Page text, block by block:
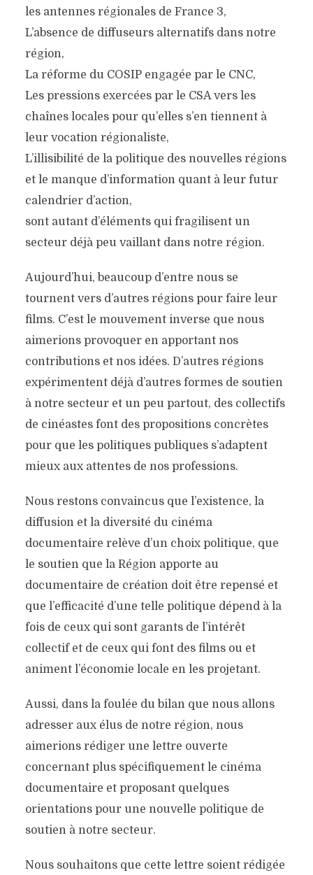
LE CINÉMA EN
BOURGOGNE-FRANCHE-
COMTÉ, NOUS AVONS
DES PROPOSITIONS À
FAIRE !
8 juin 2016
les antennes régionales de France 3,
L’absence de diffuseurs alternatifs dans notre
région,
La réforme du COSIP engagée par le CNC,
Les pressions exercées par le CSA vers les
chaînes locales pour qu’elles s’en tiennent à
leur vocation régionaliste,
L’illisibilité de la politique des nouvelles régions
et le manque d’information quant à leur futur
calendrier d’action,
sont autant d’éléments qui fragilisent un
secteur déjà peu vaillant dans notre région.
Aujourd’hui, beaucoup d’entre nous se
tournent vers d’autres régions pour faire leur
films. C’est le mouvement inverse que nous
aimerions provoquer en apportant nos
contributions et nos idées. D’autres régions
expérimentent déjà d’autres formes de soutien
à notre secteur et un peu partout, des collectifs
de cinéastes font des propositions concrètes
pour que les politiques publiques s’adaptent
mieux aux attentes de nos professions.
Nous restons convaincus que l’existence, la
diffusion et la diversité du cinéma
documentaire relève d’un choix politique, que
le soutien que la Région apporte au
documentaire de création doit être repensé et
que l’efficacité d’une telle politique dépend à la
fois de ceux qui sont garants de l’intérêt
collectif et de ceux qui font des films ou et
animent l’économie locale en les projetant.
Aussi, dans la foulée du bilan que nous allons
adresser aux élus de notre région, nous
aimerions rédiger une lettre ouverte
concernant plus spécifiquement le cinéma
documentaire et proposant quelques
orientations pour une nouvelle politique de
soutien à notre secteur.
Nous souhaitons que cette lettre soient rédigée